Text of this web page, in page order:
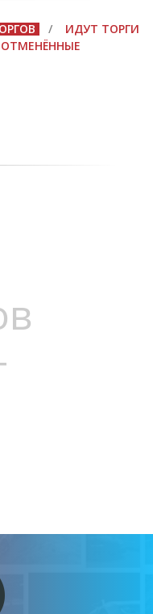
/
ИДУТ ТОРГИ
ОТМЕНЁННЫЕ